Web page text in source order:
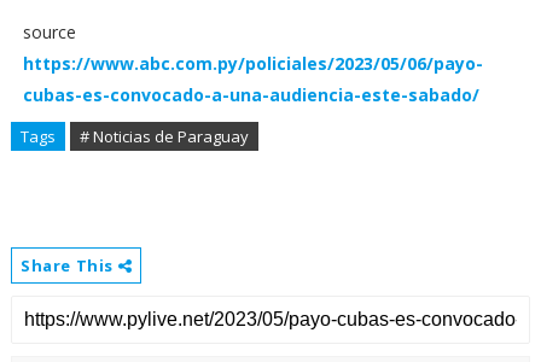
source
https://www.abc.com.py/policiales/2023/05/06/payo-
cubas-es-convocado-a-una-audiencia-este-sabado/
Tags # Noticias de Paraguay
Share This